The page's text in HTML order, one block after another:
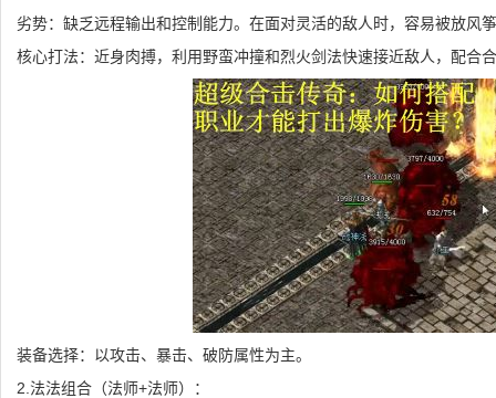
劣势：缺乏远程输出和控制能力。在面对灵活的敌人时，容易被放风
核心打法：近身肉搏，利用野蛮冲撞和烈火剑法快速接近敌人，配合
装备选择：以攻击、暴击、破防属性为主。
2.法法组合（法师+法师）：